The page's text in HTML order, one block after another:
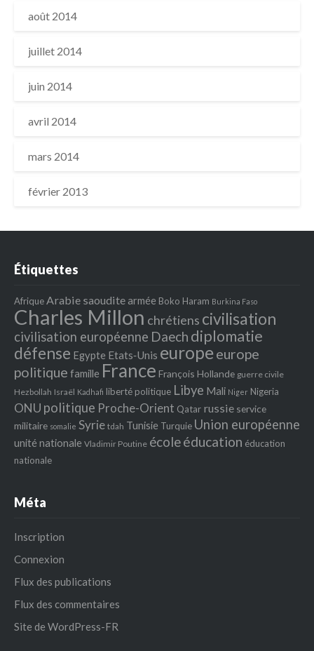
août 2014
juillet 2014
juin 2014
avril 2014
mars 2014
février 2013
Étiquettes
AfriqueArabie saoudite armée Boko Haram Burkina Faso
Charles Millon chrétiens civilisation
civilisation européenne Daech diplomatie
défense Egypte Etats‐Unis europeeurope
politique famille France François Hollande guerre civile
Hezbollah Israël Kadhafi liberté politique Libye Mali Niger Nigeria
ONU politique Proche-Orient Qatar russie service
militaire somalie Syrie tdah Tunisie Turquie Union européenne
unité nationale Vladimir Poutine écoleéducation éducation
nationale
Méta
Inscription
Connexion
Flux des publications
Flux des commentaires
Site de WordPress-FR